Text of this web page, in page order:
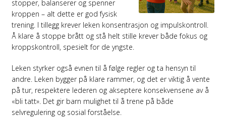
stopper, balanserer og spenner
kroppen – alt dette er god fysisk
trening. I tillegg krever leken konsentrasjon og impulskontroll.
Å klare å stoppe brått og stå helt stille krever både fokus og
kroppskontroll, spesielt for de yngste.
Leken styrker også evnen til å følge regler og ta hensyn til
andre. Leken bygger på klare rammer, og det er viktig å vente
på tur, respektere lederen og akseptere konsekvensene av å
«bli tatt». Det gir barn mulighet til å trene på både
selvregulering og sosial forståelse.